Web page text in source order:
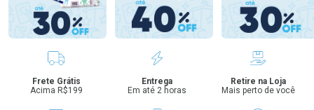
Benefícios
Frete Grátis
Acima R$199
Entrega
Em até 2 horas
Retire na Loja
Mais perto de você